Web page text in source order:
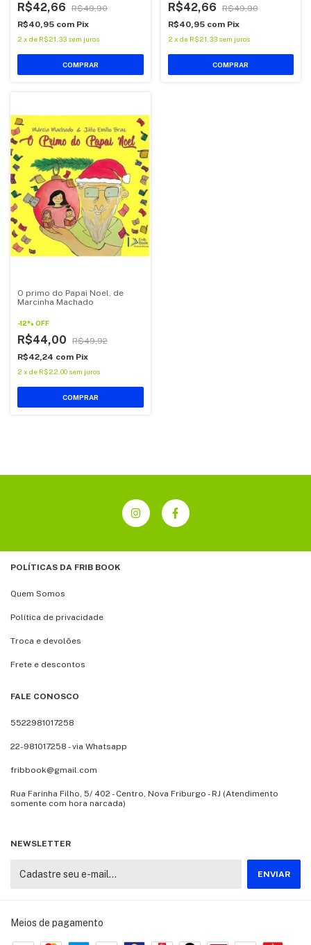
R$42,66
R$49,90
R$40,95 com Pix
2 x de R$21,33 sem juros
R$42,66
R$49,90
R$40,95 com Pix
2 x de R$21,33 sem juros
O primo do Papai Noel, de
Marcinha Machado
-12% OFF
R$44,00
R$49,92
R$42,24 com Pix
2 x de R$22,00 sem juros
POLÍTICAS DA FRIB BOOK
Quem Somos
Política de privacidade
Troca e devolões
Frete e descontos
FALE CONOSCO
5522981017258
22-981017258 - via Whatsapp
fribbook@gmail.com
Rua Farinha Filho, 5/ 402 - Centro, Nova Friburgo - RJ (Atendimento
somente com hora narcada)
NEWSLETTER
Meios de pagamento